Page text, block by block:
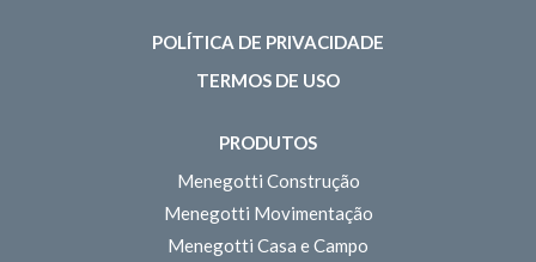
POLÍTICA DE PRIVACIDADE
TERMOS DE USO
PRODUTOS
Menegotti Construção
Menegotti Movimentação
Menegotti Casa e Campo